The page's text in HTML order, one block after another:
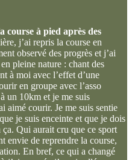
course à pied après des
j’ai repris la course en
observé des progrès et j’ai
pleine nature : chant des
à moi avec l’effet d’une
en groupe avec l’asso
un 10km et je me suis
aimé courir. Je me suis sentie
je suis enceinte et que je dois
Qui aurait cru que ce sport
envie de reprendre la course,
En bref, ce qui a changé